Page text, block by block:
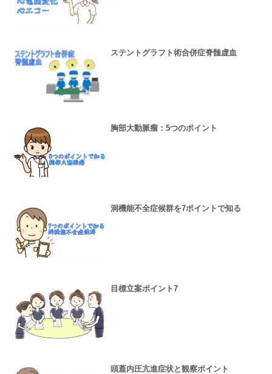
ステントグラフト術合併症脊髄虚血
胸部大動脈瘤：5つのポイント
洞機能不全症候群を7ポイントで知る
目標立案ポイント7
頭蓋内圧亢進症状と観察ポイント